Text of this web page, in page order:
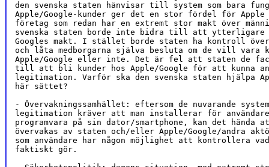
den svenska staten hänvisar till system som bara
Apple/Google-kunder ger det en stor fördel för Apple
företag som redan har en extremt stor makt över
svenska staten borde inte bidra till att ytterligare
Googles makt. I stället borde staten ha kontroll över
och låta medborgarna själva besluta om de vill vara
Apple/Google eller inte. Det är fel att staten de
till att bli kunder hos Apple/Google för att kunna
legitimation. Varför ska den svenska staten hjälpa
här sättet?
- Övervakningssamhället: eftersom de nuvarande
legitimation kräver att man installerar för
programvara på sin dator/smartphone, kan det hända
övervakas av staten och/eller Apple/Google/andra
som användare har någon möjlighet att kontrollera vad
faktiskt gör.